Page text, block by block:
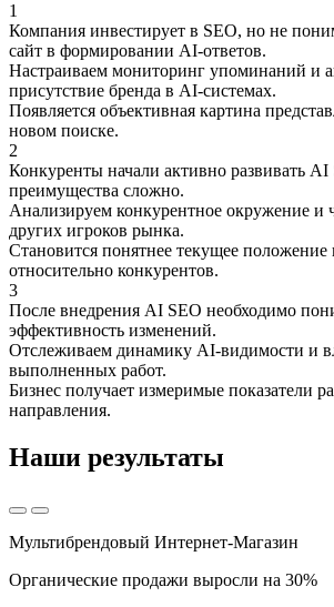
1
Компания инвестирует в SEO, но не
сайт в формировании AI-ответов.
Настраиваем мониторинг упоминаний и
присутствие бренда в AI-системах.
Появляется объективная картина
новом поиске.
2
Конкуренты начали активно развивать
преимущества сложно.
Анализируем конкурентное окружение и
других игроков рынка.
Становится понятнее текущее положение
относительно конкурентов.
3
После внедрения AI SEO необходимо
эффективность изменений.
Отслеживаем динамику AI-видимости и
выполненных работ.
Бизнес получает измеримые показатели
направления.
Наши результаты
Мультибрендовый Интернет-Магазин
Органические продажи выросли на 30%